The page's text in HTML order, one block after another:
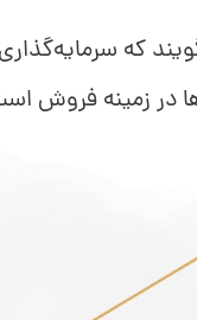
در زمینه فروش